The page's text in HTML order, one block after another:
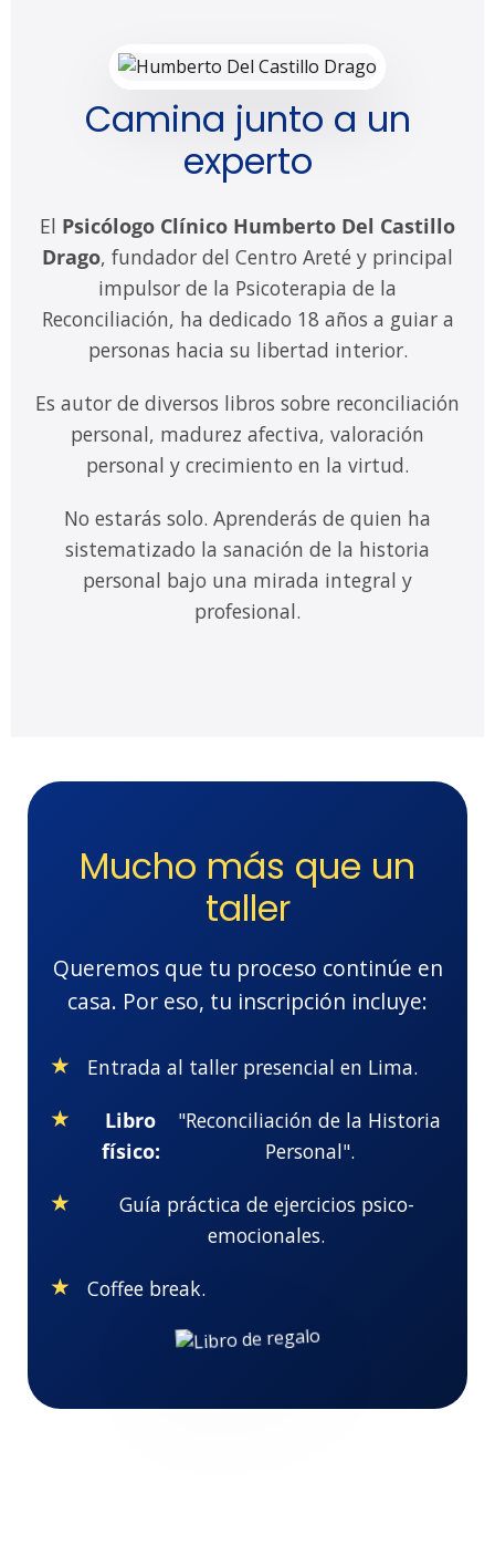
Camina junto a un
experto
El Psicólogo Clínico Humberto Del Castillo
Drago, fundador del Centro Areté y principal
impulsor de la Psicoterapia de la
Reconciliación, ha dedicado 18 años a guiar a
personas hacia su libertad interior.
Es autor de diversos libros sobre reconciliación
personal, madurez afectiva, valoración
personal y crecimiento en la virtud.
No estarás solo. Aprenderás de quien ha
sistematizado la sanación de la historia
personal bajo una mirada integral y
profesional.
Mucho más que un
taller
Queremos que tu proceso continúe en
casa. Por eso, tu inscripción incluye:
Entrada al taller presencial en Lima.
Libro
físico:
"Reconciliación de la Historia
Personal".
Guía práctica de ejercicios psico-
emocionales.
Coffee break.